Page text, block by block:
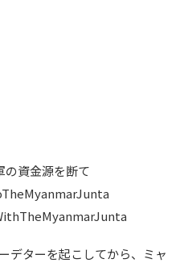
の資金源を断て
デターを起こしてから、ミャ